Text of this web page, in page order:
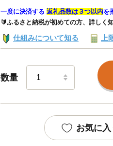
一度に決済する 返礼品数は３つ以内を
🔰ふるさと納税が初めての方、詳しく
仕組みについて知る 上
数量
お気に